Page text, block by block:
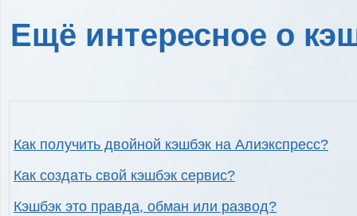
Ещё интересное о
Как получить двойной кэшбэк на Алиэкспресс?
Как создать свой кэшбэк сервис?
Кэшбэк это правда, обман или развод?